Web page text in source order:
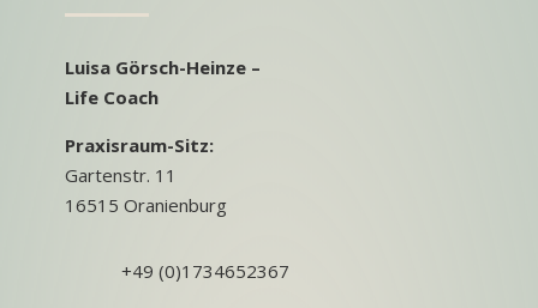
Luisa Görsch-Heinze –
Life Coach
Praxisraum-Sitz:
Gartenstr. 11
16515 Oranienburg
+49 (0)1734652367